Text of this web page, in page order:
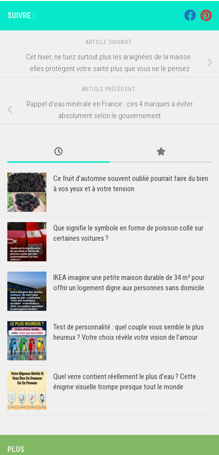
SUIVRE :
ARTICLE SUIVANT
Cet hiver, ne tuez surtout plus les araignées de la maison :
elles protègent votre santé plus que vous ne le pensez
ARTICLE PRÉCÉDENT
Rappel d’eau minérale en France : ces 4 marques à éviter
absolument selon le gouvernement
Ce fruit d’automne souvent oublié pourrait faire du bien
à vos yeux et à votre tension
Que signifie le symbole en forme de poisson collé sur
certaines voitures ?
IKEA imagine une petite maison durable de 34 m² pour
offrir un logement digne aux personnes sans domicile
Test de personnalité : quel couple vous semble le plus
heureux ? Votre choix révèle votre vision de l’amour
Quel verre contient réellement le plus d’eau ? Cette
énigme visuelle trompe presque tout le monde
PLUS